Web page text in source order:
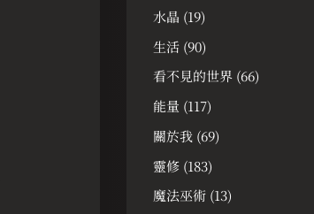
水晶 (19)
生活 (90)
看不見的世界 (66)
能量 (117)
關於我 (69)
靈修 (183)
魔法巫術 (13)